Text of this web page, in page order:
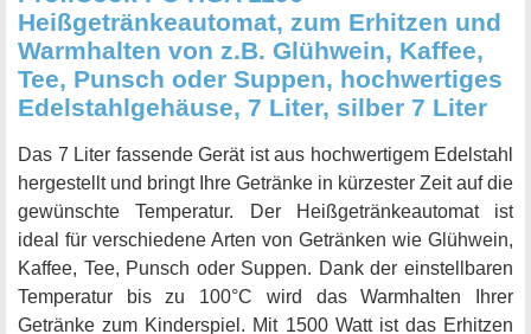
Heißgetränkeautomat, zum Erhitzen und
Warmhalten von z.B. Glühwein, Kaffee,
Tee, Punsch oder Suppen, hochwertiges
Edelstahlgehäuse, 7 Liter, silber 7 Liter
Das 7 Liter fassende Gerät ist aus hochwertigem Edelstahl
hergestellt und bringt Ihre Getränke in kürzester Zeit auf die
gewünschte Temperatur. Der Heißgetränkeautomat ist
ideal für verschiedene Arten von Getränken wie Glühwein,
Kaffee, Tee, Punsch oder Suppen. Dank der einstellbaren
Temperatur bis zu 100°C wird das Warmhalten Ihrer
Getränke zum Kinderspiel. Mit 1500 Watt ist das Erhitzen